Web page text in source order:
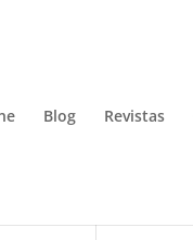
Blog Revistas